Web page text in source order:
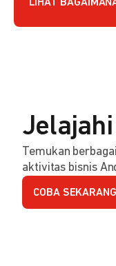
LIHAT
Temukan
aktivitas bisnis
COBA SEKARANG